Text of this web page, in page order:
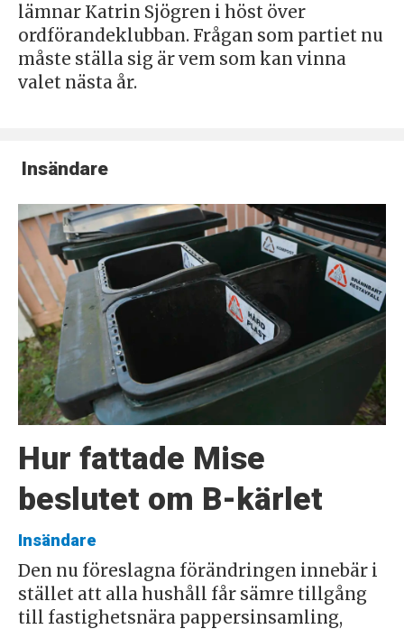
lämnar Katrin Sjögren i höst över
ordförandeklubban. Frågan som partiet nu
måste ställa sig är vem som kan vinna
valet nästa år.
Insändare
Hur fattade Mise
beslutet om B-kärlet
Insändare
Den nu föreslagna förändringen innebär i
stället att alla hushåll får sämre tillgång
till fastighetsnära pappersinsamling,